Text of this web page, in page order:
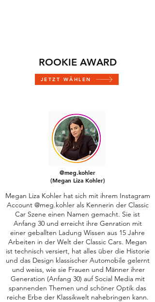
ROOKIE AWARD
JETZT WÄHLEN
@meg.kohler
(Megan Liza Kohler)
Megan Liza Kohler hat sich mit ihrem Instagram
Account @meg.kohler als Kennerin der Classic
Car Szene einen Namen gemacht. Sie ist
Anfang 30 und erreicht ihre Genration mit
einer geballten Ladung Wissen aus 15 Jahre
Arbeiten in der Welt der Classic Cars. Megan
ist technisch versiert, hat alles über die Historie
und das Design klassischer Automobile gelernt
und weiss, wie sie Frauen und Männer ihrer
Generation (Anfang 30) auf Social Media mit
spannenden Themen und schöner Optik das
reiche Erbe der Klassikwelt nahebringen kann.